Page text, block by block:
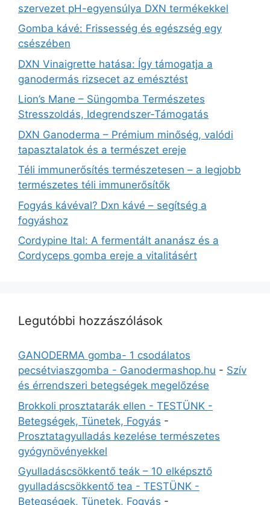
szervezet pH-egyensúlya DXN termékekkel
Gomba kávé: Frissesség és egészség egy
csészében
DXN Vinaigrette hatása: Így támogatja a
ganodermás rizsecet az emésztést
Lion’s Mane – Süngomba Természetes
Stresszoldás, Idegrendszer‑Támogatás
DXN Ganoderma – Prémium minőség, valódi
tapasztalatok és a természet ereje
Téli immunerősítés természetesen – a legjobb
természetes téli immunerősítők
Fogyás kávéval? Dxn kávé – segítség a
fogyáshoz
Cordypine Ital: A fermentált ananász és a
Cordyceps gomba ereje a vitalitásért
Legutóbbi hozzászólások
GANODERMA gomba- 1 csodálatos
pecsétviaszgomba - Ganodermashop.hu - Szív
és érrendszeri betegségek megelőzése
Brokkoli prosztatarák ellen - TESTÜNK -
Betegségek, Tünetek, Fogyás -
Prosztatagyulladás kezelése természetes
gyógynövényekkel
Gyulladáscsökkentő teák – 10 elképsztő
gyulladáscsökkentő tea - TESTÜNK -
Betegségek, Tünetek, Fogyás -